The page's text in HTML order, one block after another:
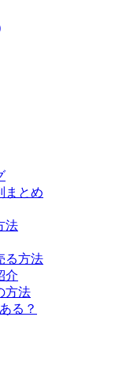
まとめ
法
る方法
介
方法
る？